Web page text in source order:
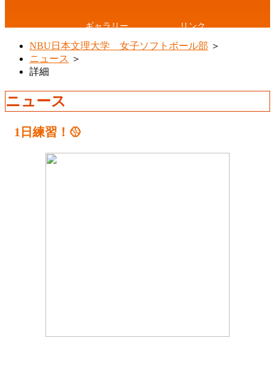
ギャラリー リンク
NBU日本文理大学 女子ソフトボール部 ＞
ニュース ＞
詳細
ニュース
1日練習！🥎